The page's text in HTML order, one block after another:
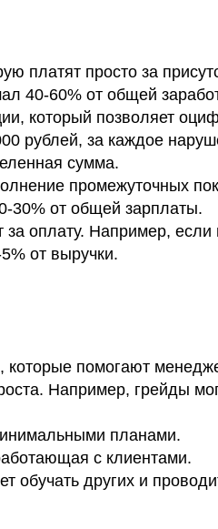
платят просто за
40-60% от общей
который позволяет
рублей, за каждое
сумма.
промежуточных
30% от общей зарплаты.
за оплату. Например, если
от выручки.
которые помогают
Например, грейды
планами.
с клиентами.
обучать других и